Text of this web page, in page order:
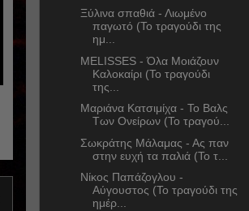
Ξύλινα σπαθιά - Λιωμένο
παγωτό (Το τραγούδι της
ημ...
MELISSES - Όλα Μοιάζουν
Καλοκαίρι (Το τραγούδι
της...
Μαριάνα Κατσιμίχα - Το Βαλς
Των Ονείρων (Το τραγού...
Σωκράτης Μάλαμας - Ας παν
στην ευχή τα παλιά (Το τ...
Νίκος Παπάζογλου -
Αύγουστος (Το τραγούδι της
ημέρ...